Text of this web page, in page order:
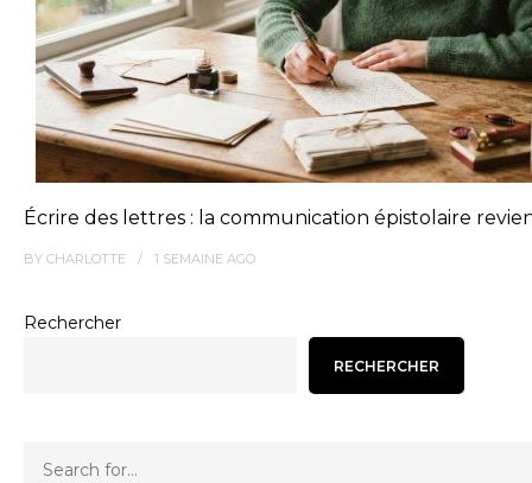
Écrire des lettres : la communication épistolaire
BY CHARLOTTE 1 SEMAINE AGO
Rechercher
RECHERCHER